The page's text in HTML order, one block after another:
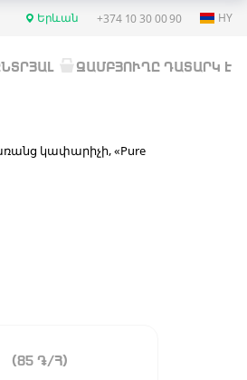
Երևան +374 10 30 00 90 HY
ԶԱՄԲՅՈՒՂԸ ԴԱՏԱՐԿ Է
կափարիչի, «Pure
(85 ֏ /Հ)